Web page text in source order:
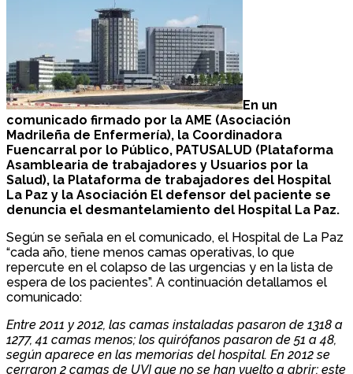
En un
comunicado firmado por la AME (Asociación
Madrileña de Enfermería), la Coordinadora
Fuencarral por lo Público, PATUSALUD (Plataforma
Asamblearia de trabajadores y Usuarios por la
Salud), la Plataforma de trabajadores del Hospital
La Paz y la Asociación El defensor del paciente se
denuncia el desmantelamiento del Hospital La Paz.
Según se señala en el comunicado, el Hospital de La Paz
“cada año, tiene menos camas operativas, lo que
repercute en el colapso de las urgencias y en la lista de
espera de los pacientes”. A continuación detallamos el
comunicado:
Entre 2011 y 2012, las camas instaladas pasaron de 1318 a
1277, 41 camas menos; los quirófanos pasaron de 51 a 48,
según aparece en las memorias del hospital. En 2012 se
cerraron 2 camas de UVI que no se han vuelto a abrir; este